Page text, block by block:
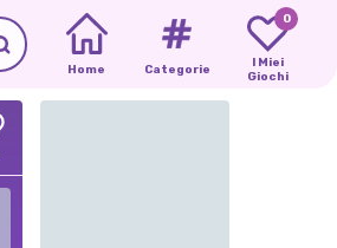
Home Categorie
0
I Miei
Giochi